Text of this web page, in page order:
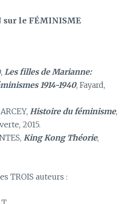
sur le FÉMINISME
Les filles de Marianne:
1914-1940, Fayard,
Histoire du féminisme,
2015.
King Kong Théorie,
TROIS auteurs :